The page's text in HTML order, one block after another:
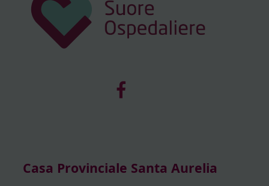
Casa Provinciale Santa Aurelia